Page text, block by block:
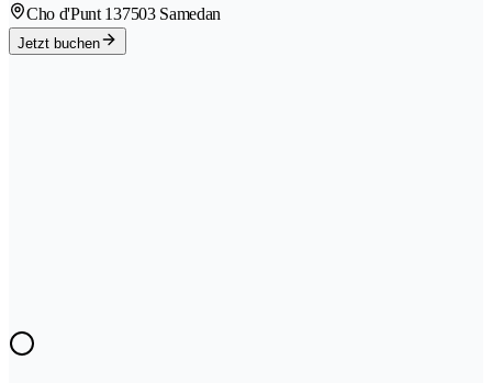
Cho d'Punt 137503 Samedan
Jetzt buchen